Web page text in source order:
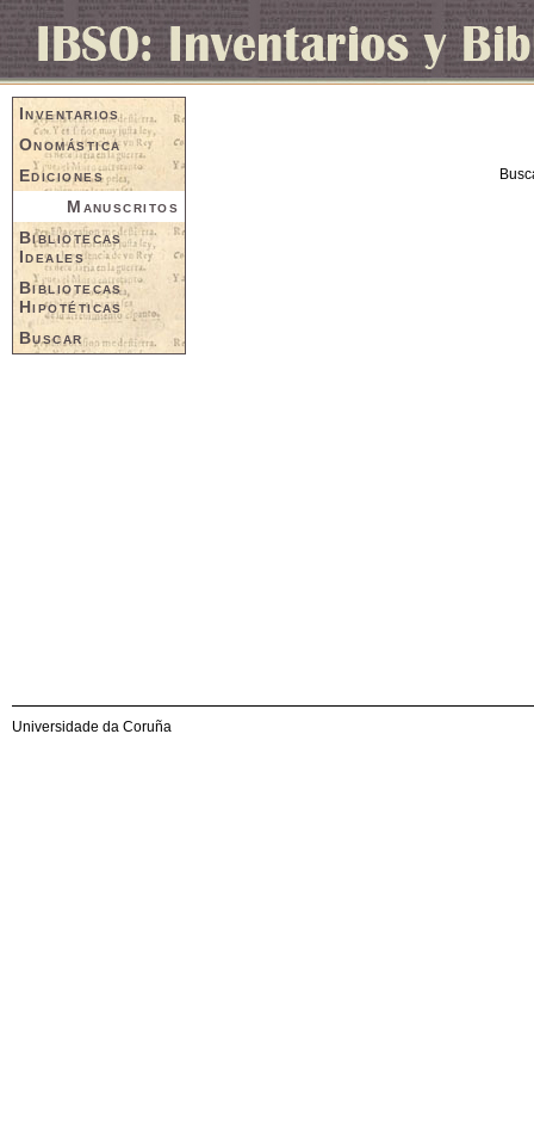
Inventarios
Onomástica
Ediciones
Manuscritos
Bibliotecas
Ideales
Bibliotecas
Hipotéticas
Buscar
Universidade da Coruña